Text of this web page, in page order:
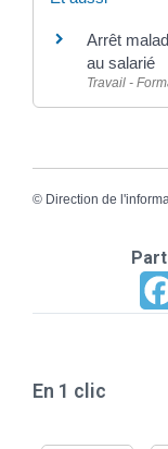
Arrêt
au salarié
Travail -
© Direction de
En 1 clic